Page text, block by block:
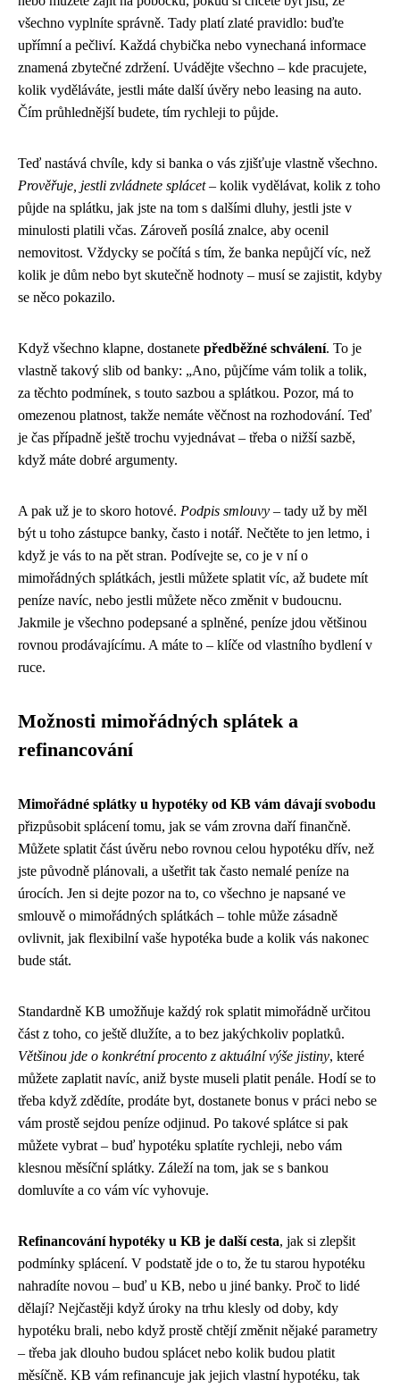
všechno vyplníte správně. Tady platí zlaté pravidlo: buďte
upřímní a pečliví. Každá chybička nebo vynechaná informace
znamená zbytečné zdržení. Uvádějte všechno – kde pracujete,
kolik vyděláváte, jestli máte další úvěry nebo leasing na auto.
Čím průhlednější budete, tím rychleji to půjde.
Teď nastává chvíle, kdy si banka o vás zjišťuje vlastně všechno.
Prověřuje, jestli zvládnete splácet– kolik vydělávat, kolik z toho
půjde na splátku, jak jste na tom s dalšími dluhy, jestli jste v
minulosti platili včas. Zároveň posílá znalce, aby ocenil
nemovitost. Vždycky se počítá s tím, že banka nepůjčí víc, než
kolik je dům nebo byt skutečně hodnoty – musí se zajistit, kdyby
se něco pokazilo.
Když všechno klapne, dostanete předběžné schválení. To je
vlastně takový slib od banky: „Ano, půjčíme vám tolik a tolik,
za těchto podmínek, s touto sazbou a splátkou. Pozor, má to
omezenou platnost, takže nemáte věčnost na rozhodování. Teď
je čas případně ještě trochu vyjednávat – třeba o nižší sazbě,
když máte dobré argumenty.
A pak už je to skoro hotové. Podpis smlouvy – tady už by měl
být u toho zástupce banky, často i notář. Nečtěte to jen letmo, i
když je vás to na pět stran. Podívejte se, co je v ní o
mimořádných splátkách, jestli můžete splatit víc, až budete mít
peníze navíc, nebo jestli můžete něco změnit v budoucnu.
Jakmile je všechno podepsané a splněné, peníze jdou většinou
rovnou prodávajícímu. A máte to – klíče od vlastního bydlení v
ruce.
Možnosti mimořádných splátek a
refinancování
Mimořádné splátky u hypotéky od KB vám dávají svobodu
přizpůsobit splácení tomu, jak se vám zrovna daří finančně.
Můžete splatit část úvěru nebo rovnou celou hypotéku dřív, než
jste původně plánovali, a ušetřit tak často nemalé peníze na
úrocích. Jen si dejte pozor na to, co všechno je napsané ve
smlouvě o mimořádných splátkách – tohle může zásadně
ovlivnit, jak flexibilní vaše hypotéka bude a kolik vás nakonec
bude stát.
Standardně KB umožňuje každý rok splatit mimořádně určitou
část z toho, co ještě dlužíte, a to bez jakýchkoliv poplatků.
Většinou jde o konkrétní procento z aktuální výše jistiny, které
můžete zaplatit navíc, aniž byste museli platit penále. Hodí se to
třeba když zdědíte, prodáte byt, dostanete bonus v práci nebo se
vám prostě sejdou peníze odjinud. Po takové splátce si pak
můžete vybrat – buď hypotéku splatíte rychleji, nebo vám
klesnou měsíční splátky. Záleží na tom, jak se s bankou
domluvíte a co vám víc vyhovuje.
Refinancování hypotéky u KB je další cesta, jak si zlepšit
podmínky splácení. V podstatě jde o to, že tu starou hypotéku
nahradíte novou – buď u KB, nebo u jiné banky. Proč to lidé
dělají? Nejčastěji když úroky na trhu klesly od doby, kdy
hypotéku brali, nebo když prostě chtějí změnit nějaké parametry
– třeba jak dlouho budou splácet nebo kolik budou platit
měsíčně. KB vám refinancuje jak jejich vlastní hypotéku, tak